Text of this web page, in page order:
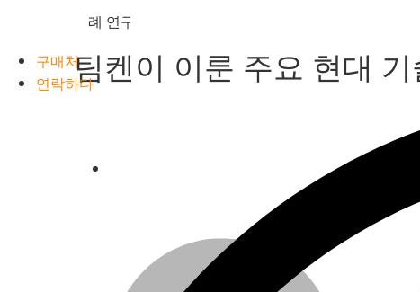
구매처
연락하다
사례 연구
팀켄이 이룬 주요 현대 기